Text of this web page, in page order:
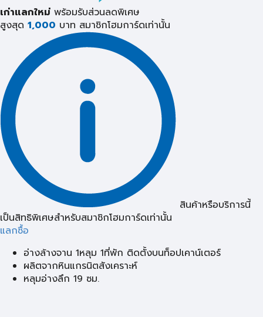
เก่าแลกใหม่ พร้อมรับส่วนลดพิเศษ
สูงสุด 1,000 บาท สมาชิกโฮมการ์ดเท่านั้น
สินค้าหรือบริการนี้
เป็นสิทธิพิเศษสำหรับสมาชิกโฮมการ์ดเท่านั้น
แลกซื้อ
อ่างล้างจาน 1หลุม 1ที่พัก ติดตั้งบนท็อปเคาน์เตอร์
ผลิตจากหินแกรนิตสังเคราะห์
หลุมอ่างลึก 19 ซม.